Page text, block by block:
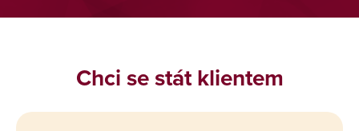
Chci se stát klientem